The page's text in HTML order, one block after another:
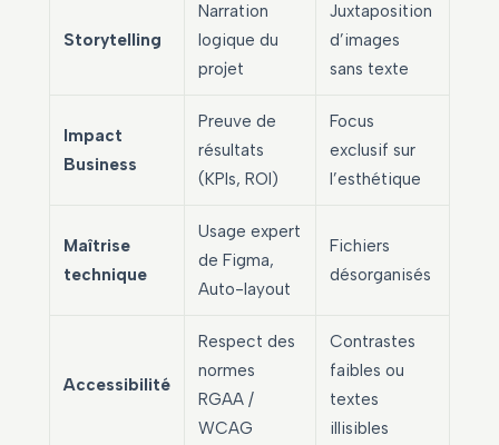
Storytelling
Narration
logique du
projet
Juxtaposition
d’images
sans texte
Impact
Business
Preuve de
résultats
(KPIs, ROI)
Focus
exclusif sur
l’esthétique
Maîtrise
technique
Usage expert
de Figma,
Auto-layout
Fichiers
désorganisés
Accessibilité
Respect des
normes
RGAA /
WCAG
Contrastes
faibles ou
textes
illisibles